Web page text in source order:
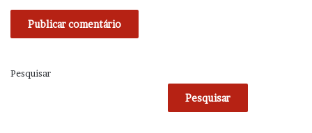
Pesquisar
Pesquisar